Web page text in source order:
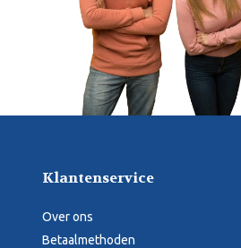
Klantenservice
Over ons
Betaalmethoden